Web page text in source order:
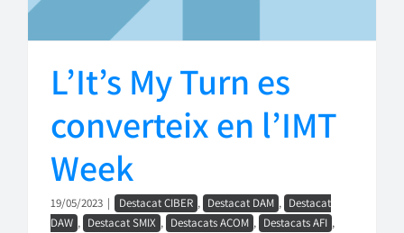
L’It’s My Turn es
converteix en l’IMT
Week
19/05/2023 | Destacat CIBER , Destacat DAM , Destacat
DAW , Destacat SMIX , Destacats ACOM , Destacats AFI ,